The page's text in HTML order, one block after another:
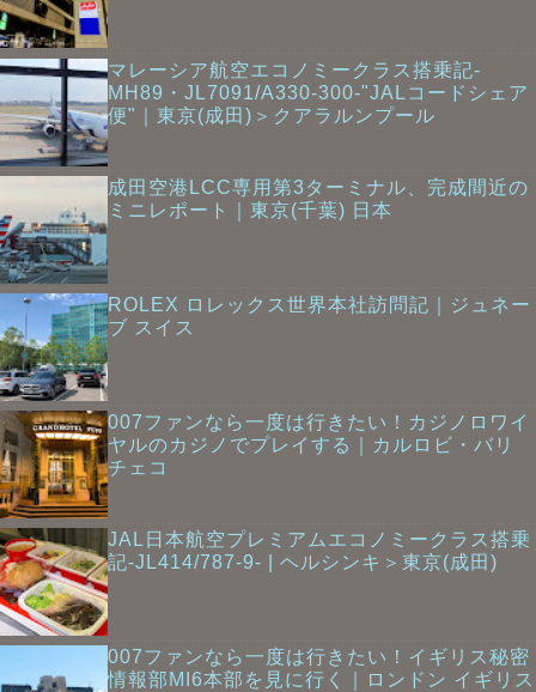
マレーシア航空エコノミークラス搭乗記-
MH89・JL7091/A330-300-"JALコードシェア
便"｜東京(成田)＞クアラルンプール
成田空港LCC専用第3ターミナル、完成間近の
ミニレポート｜東京(千葉) 日本
ROLEX ロレックス世界本社訪問記｜ジュネー
ブ スイス
007ファンなら一度は行きたい！カジノロワイ
ヤルのカジノでプレイする｜カルロビ・バリ
チェコ
JAL日本航空プレミアムエコノミークラス搭乗
記-JL414/787-9- | ヘルシンキ＞東京(成田)
007ファンなら一度は行きたい！イギリス秘密
情報部MI6本部を見に行く｜ロンドン イギリス